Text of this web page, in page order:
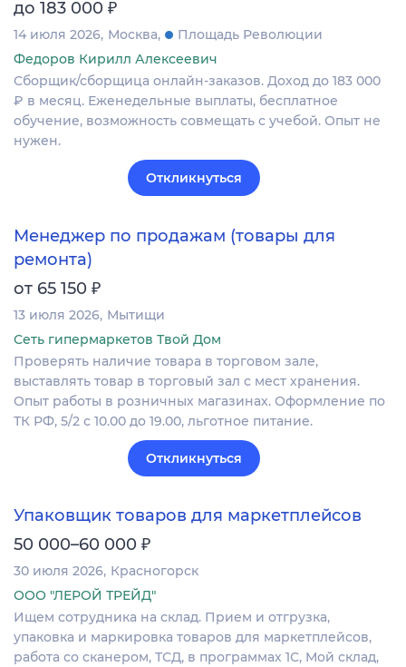
до 183 000 ₽
14 июля 2026 Москва
Площадь Революции
Федоров Кирилл Алексеевич
Сборщик/сборщица онлайн-заказов. Доход до 183 000
₽ в месяц. Еженедельные выплаты, бесплатное
обучение, возможность совмещать с учебой. Опыт не
нужен.
Откликнуться
Менеджер по продажам (товары для
ремонта)
от 65 150 ₽
13 июля 2026 Мытищи
Сеть гипермаркетов Твой Дом
Проверять наличие товара в торговом зале,
выставлять товар в торговый зал с мест хранения.
Опыт работы в розничных магазинах. Оформление по
ТК РФ, 5/2 с 10.00 до 19.00, льготное питание.
Откликнуться
Упаковщик товаров для маркетплейсов
50 000–60 000 ₽
30 июля 2026 Красногорск
ООО "ЛЕРОЙ ТРЕЙД"
Ищем сотрудника на склад. Прием и отгрузка,
упаковка и маркировка товаров для маркетплейсов,
работа со сканером, ТСД, в программах 1С, Мой склад,